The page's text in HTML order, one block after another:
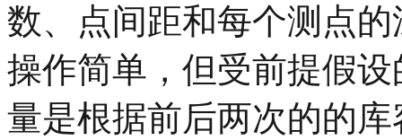
数、点间距和每个测点
操作简单，但受前提假
量是根据前后两次的的